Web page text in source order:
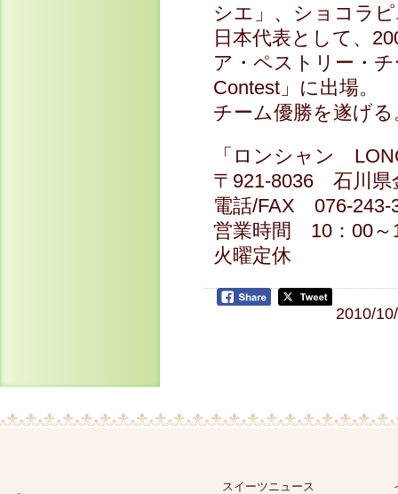
シエ」、ショコラ
日本代表として、
ア・ペストリー・
Contest」に出場。
チーム優勝を遂げる
「ロンシャン
〒921-8036 石川県
電話/FAX 076-243-
営業時間 10：00～
火曜定休
2010/
スイーツニュース